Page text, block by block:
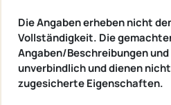
Die Angaben erheben nicht
Vollständigkeit. Die
Angaben/Beschreibungen
unverbindlich und dienen
zugesicherte Eigenschaften.